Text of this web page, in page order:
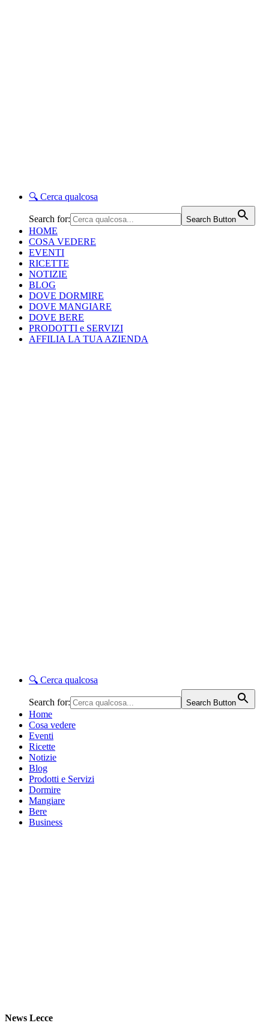
🔍 Cerca qualcosa
Search for: Search Button
HOME
COSA VEDERE
EVENTI
RICETTE
NOTIZIE
BLOG
DOVE DORMIRE
DOVE MANGIARE
DOVE BERE
PRODOTTI e SERVIZI
AFFILIA LA TUA AZIENDA
🔍 Cerca qualcosa
Search for: Search Button
Home
Cosa vedere
Eventi
Ricette
Notizie
Blog
Prodotti e Servizi
Dormire
Mangiare
Bere
Business
News Lecce